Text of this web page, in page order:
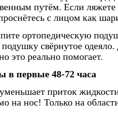
путём. Если ляжете
с лицом как
ортопедическую
свёрнутое одеяло.
это реально помогает.
в первые 48-72 часа
приток
на нос! Только на